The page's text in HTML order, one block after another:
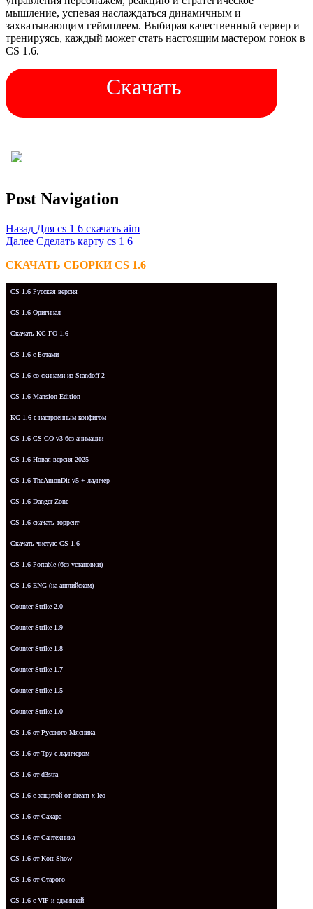
мышление, успевая наслаждаться динамичным и
захватывающим геймплеем. Выбирая качественный сервер и
тренируясь, каждый может стать настоящим мастером гонок в
CS 1.6.
Скачать
Post Navigation
Назад Для cs 1 6 скачать aim
Далее Сделать карту cs 1 6
СКАЧАТЬ СБОРКИ CS 1.6
CS 1.6 Русская версия
CS 1.6 Оригинал
Скачать КС ГО 1.6
CS 1.6 с Ботами
CS 1.6 со скинами из Standoff 2
CS 1.6 Mansion Edition
КС 1.6 с настроенным конфигом
CS 1.6 CS GO v3 без анимации
CS 1.6 Новая версия 2025
CS 1.6 TheAmonDit v5 + лаунчер
CS 1.6 Danger Zone
CS 1.6 скачать торрент
Скачать чистую CS 1.6
CS 1.6 Portable (без установки)
CS 1.6 ENG (на английском)
Counter-Strike 2.0
Counter-Strike 1.9
Counter-Strike 1.8
Counter-Strike 1.7
Counter Strike 1.5
Counter Strike 1.0
CS 1.6 от Русского Мясника
CS 1.6 от Tpy с лаунчером
CS 1.6 от d3stra
CS 1.6 с защитой от dream-x leo
CS 1.6 от Сахара
CS 1.6 от Сантехника
CS 1.6 от Kott Show
CS 1.6 от Старого
CS 1.6 с VIP и админкой